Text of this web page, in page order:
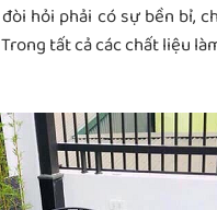
hỏi phải có sự bền bỉ,
tất cả các chất liệu